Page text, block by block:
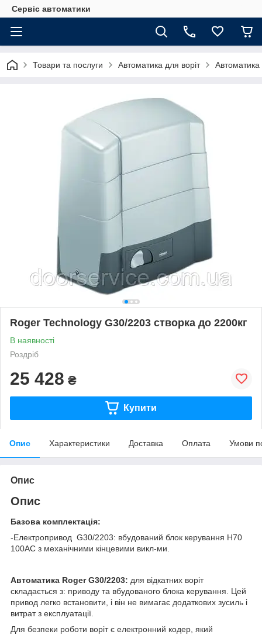
Сервіс автоматики
Товари та послуги Автоматика для воріт Автоматика
Roger Technology G30/2203 створка до 2200кг
В наявності
Роздріб
25 428 ₴
Купити
Опис Характеристики Доставка Оплата Умови
Опис
Опис
Базова комплектація:
-Електропривод G30/2203: вбудований блок керування Н70
100АС з механічними кінцевими викл-ми.
Автоматика Roger G30/2203: для відкатних воріт
складається з: приводу та вбудованого блока керування. Цей
привод легко встановити, і він не вимагає додаткових зусиль і
витрат з експлуатації.
Для безпеки роботи воріт є електронний кодер, який